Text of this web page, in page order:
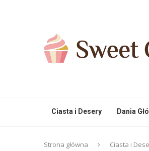
Ciasta i Desery Dania
Strona główna Ciasta i